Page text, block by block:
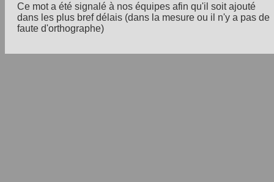
Ce mot a été signalé à nos équipes afin qu'il soit ajouté
dans les plus bref délais (dans la mesure ou il n'y a pas de
faute d'orthographe)